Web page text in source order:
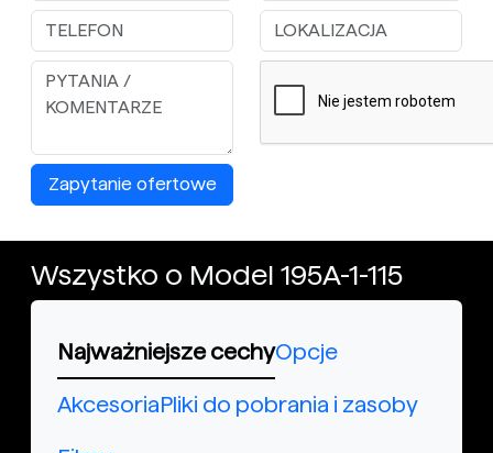
Zapytanie ofertowe
Wszystko o Model 195A-1-115
Najważniejsze cechyOpcje
AkcesoriaPliki do pobrania i zasoby